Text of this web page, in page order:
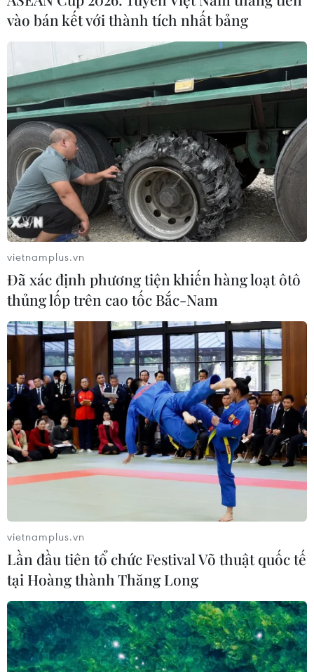
Hội nghị ba bên và song phương cấp Bộ trưởng lần thứ
16 giữa Việt Nam, Campuchia và Lào về hợp tác
phòng, chống ma túy đã diễn ra tại Phnom Penh.
vào bán kết với thành tích nhất bảng
vietnamplus.vn
Đã xác định phương tiện khiến hàng loạt ôtô
thủng lốp trên cao tốc Bắc-Nam
vietnamplus.vn
Lần đầu tiên tổ chức Festival Võ thuật quốc tế
tại Hoàng thành Thăng Long